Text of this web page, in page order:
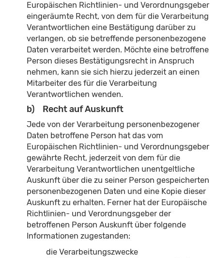
Europäischen Richtlinien- und Verordnungsgeber
eingeräumte Recht, von dem für die Verarbeitung
Verantwortlichen eine Bestätigung darüber zu
verlangen, ob sie betreffende personenbezogene
Daten verarbeitet werden. Möchte eine betroffene
Person dieses Bestätigungsrecht in Anspruch
nehmen, kann sie sich hierzu jederzeit an einen
Mitarbeiter des für die Verarbeitung
Verantwortlichen wenden.
b) Recht auf Auskunft
Jede von der Verarbeitung personenbezogener
Daten betroffene Person hat das vom
Europäischen Richtlinien- und Verordnungsgeber
gewährte Recht, jederzeit von dem für die
Verarbeitung Verantwortlichen unentgeltliche
Auskunft über die zu seiner Person gespeicherten
personenbezogenen Daten und eine Kopie dieser
Auskunft zu erhalten. Ferner hat der Europäische
Richtlinien- und Verordnungsgeber der
betroffenen Person Auskunft über folgende
Informationen zugestanden:
die Verarbeitungszwecke